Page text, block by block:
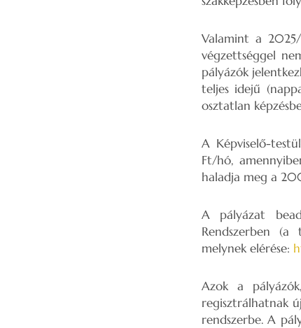
Valamint a
végzettséggel
pályázók
teljes idejű
osztatlan
A Képviselő-
Ft/hó,
haladja meg a
A pályázat
Rendszerben (a
melynek elérése:
Azok a
regisztrálhatnak
rendszerbe. A